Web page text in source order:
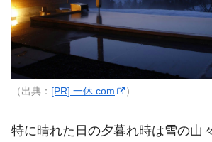
（出典： [PR] 一休.com ）
特に晴れた日の夕暮れ時は雪の山